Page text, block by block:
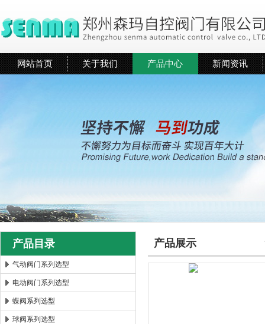
郑州森玛自控阀门有限公司
网站首页 关于我们 产品中心 新闻资讯
产品目录
气动阀门系列选型
电动阀门系列选型
蝶阀系列选型
球阀系列选型
产品展示